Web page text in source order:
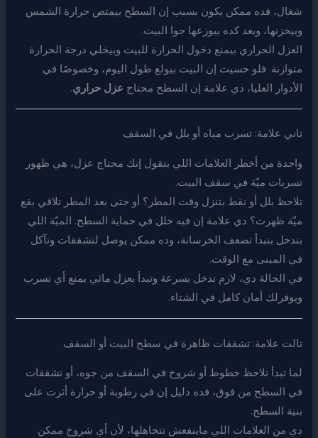
شغال، فده ممكن يكون بسبب إن السطح بيمتص حرارة الشمس
وبيخزنها، وبعد كده بيوزعها جوا البيت.
العزل الحراري بيمنع دخول الحرارة للبيت وبيخلي درجة الحرارة
متوازنة. فلو حسيت إن البيت بيولع طول اليوم، وخصوصًا في
الأدوار العليا، دي علامة إن السطح محتاج عزل حراري.
تاني علامة: تسرب مياه أو بلل في السقف
واحدة من أخطر العلامات اللي بتقول إنك محتاج عزل، هي ظهور
تسربات ميّة في سقف البيت.
تلاحظ بلل أو نقط بتنزل وقت المطر؟ أو حتى بعد المطر تلاقي بقع
ميّة ظهرت؟ دي علامة إن فيه خلل في حماية السطح. الميّة اللي
بتدخل بتبدأ تضعف الخرسانة، وده ممكن يوصل لتشققات وتآكل
في المبنى مع الوقت.
في الحالة دي، لازم تدخل بسرعة وتبدأ بعزل مائي يمنع أي تسرب
ويوفرلك أمان كامل في الشتاء.
تالت علامة: تشققات ظاهرة في سطح البيت أو السقف
لما تبدأ تلاحظ خطوط أو شروخ في السقف من جوه، أو تشققات
في السطح من فوق، فده دليل إن في رطوبة أو حرارة أثرت على
بنية السطح.
دي من العلامات اللي ماينفعش تتجاهلها، لأن أي شروخ ممكن